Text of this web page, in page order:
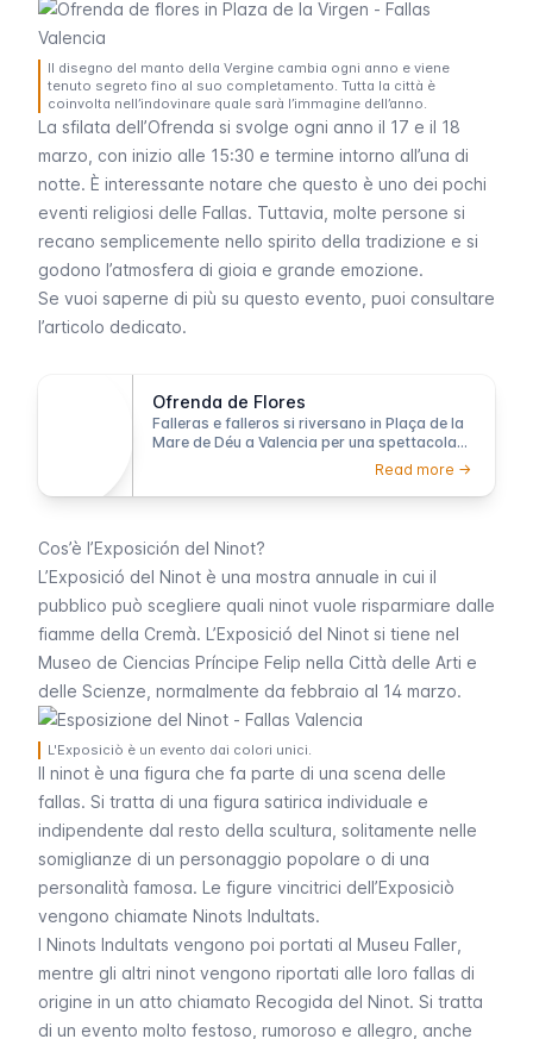
Il disegno del manto della Vergine cambia ogni anno e viene
tenuto segreto fino al suo completamento. Tutta la città è
coinvolta nell’indovinare quale sarà l’immagine dell’anno.
La sfilata dell’Ofrenda si svolge ogni anno il 17 e il 18
marzo, con inizio alle 15:30 e termine intorno all’una di
notte. È interessante notare che questo è uno dei pochi
eventi religiosi delle Fallas. Tuttavia, molte persone si
recano semplicemente nello spirito della tradizione e si
godono l’atmosfera di gioia e grande emozione.
Se vuoi saperne di più su questo evento, puoi consultare
l’articolo dedicato.
Ofrenda de Flores
Falleras e falleros si riversano in Plaça de la
Mare de Déu a Valencia per una spettacolare
offerta floreale alla patrona della città, la
Read more ->
Cos’è l’Exposición del Ninot?
L’Exposició del Ninot è una mostra annuale in cui il
pubblico può scegliere quali ninot vuole risparmiare dalle
fiamme della Cremà. L’Exposició del Ninot si tiene nel
Museo de Ciencias Príncipe Felip nella Città delle Arti e
delle Scienze, normalmente da febbraio al 14 marzo.
L'Exposiciò è un evento dai colori unici.
Il ninot è una figura che fa parte di una scena delle
fallas. Si tratta di una figura satirica individuale e
indipendente dal resto della scultura, solitamente nelle
somiglianze di un personaggio popolare o di una
personalità famosa. Le figure vincitrici dell’Exposiciò
vengono chiamate Ninots Indultats.
I Ninots Indultats vengono poi portati al Museu Faller
mentre gli altri ninot vengono riportati alle loro fallas di
origine in un atto chiamato Recogida del Ninot. Si tratta
di un evento molto festoso, rumoroso e allegro, anche